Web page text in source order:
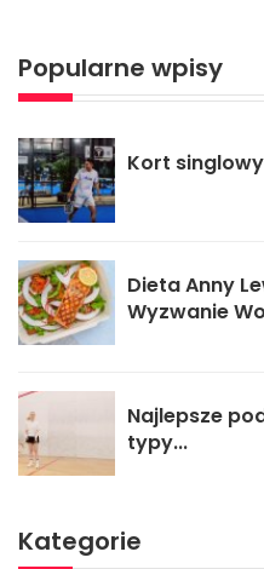
Popularne wpisy
Kort
Dieta Anny
Wyzwanie
Najlepsze
typy...
Kategorie